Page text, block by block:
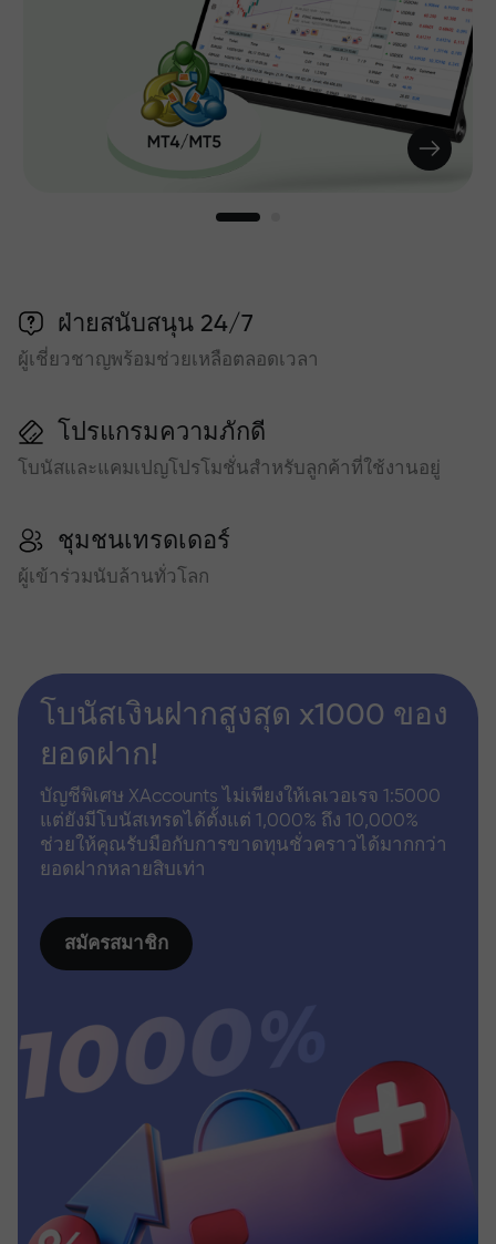
ฝ่ายสนับสนุน 24/7
ผู้เชี่ยวชาญพร้อมช่วยเหลือตลอดเวลา
โปรแกรมความภักดี
โบนัสและแคมเปญโปรโมชั่นสำหรับลูกค้าที่ใช้งานอยู่
ชุมชนเทรดเดอร์
ผู้เข้าร่วมนับล้านทั่วโลก
โบนัสเงินฝากสูงสุด x1000 ของ
ยอดฝาก!
บัญชีพิเศษ XAccounts ไม่เพียงให้เลเวอเรจ 1:5000
แต่ยังมีโบนัสเทรดได้ตั้งแต่ 1,000% ถึง 10,000%
ช่วยให้คุณรับมือกับการขาดทุนชั่วคราวได้มากกว่า
ยอดฝากหลายสิบเท่า
สมัครสมาชิก